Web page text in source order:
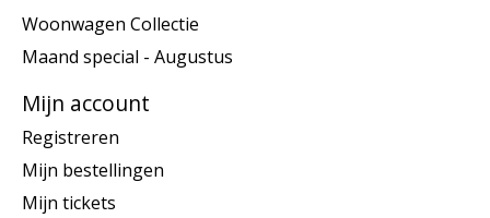
Woonwagen Collectie
Maand special - Augustus
Mijn account
Registreren
Mijn bestellingen
Mijn tickets